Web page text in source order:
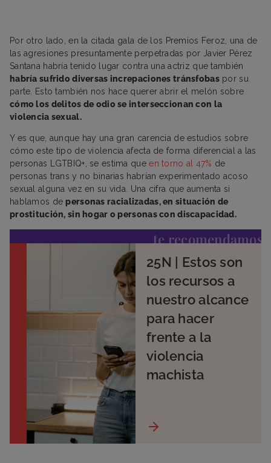
Por otro lado, en la citada gala de los Premios Feroz, una de
las agresiones presuntamente perpetradas por Javier Pérez
Santana habría tenido lugar contra una actriz que también
habría sufrido diversas increpaciones tránsfobaspor su
parte. Esto también nos hace querer abrir el melón sobre
cómo los delitos de odio se interseccionan con la
violencia sexual.
Y es que, aunque hay una gran carencia de estudios sobre
cómo este tipo de violencia afecta de forma diferencial a las
personas LGTBIQ+, se estima queen torno al 47% de
personas trans y no binarias habrían experimentado acoso
sexual alguna vez en su vida. Una cifra que aumenta si
hablamos depersonas racializadas, en situación de
prostitución, sin hogar o personas con discapacidad.
te recomendamos
25N | Estos son
los recursos a
nuestro alcance
para hacer
frente a la
violencia
machista